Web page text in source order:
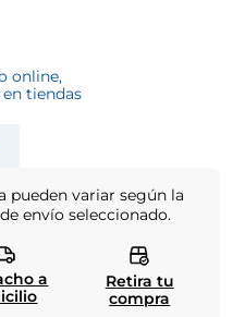
online,
tiendas
pueden variar según la
envío seleccionado.
a
Retira tu
compra